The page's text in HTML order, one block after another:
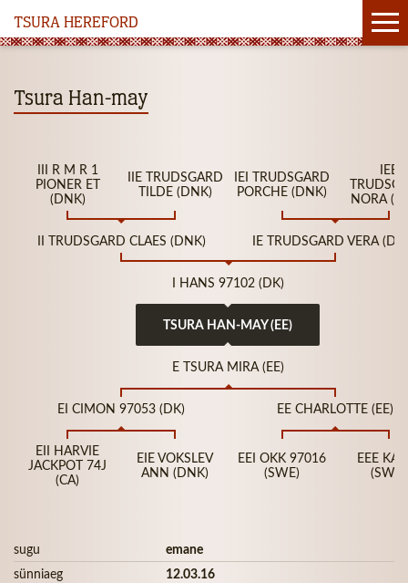
TSURA HEREFORD
Tsura Han-may
III R M R 1
PIONER ET
(DNK)
IIE TRUDSGARD
TILDE (DNK)
IEI TRUDSGARD
PORCHE (DNK)
IEE
NORA
II TRUDSGARD CLAES (DNK) IE TRUDSGARD VERA
I HANS 97102 (DK)
TSURA HAN-MAY (EE)
E TSURA MIRA (EE)
EI CIMON 97053 (DK) EE CHARLOTTE (EE)
EII HARVIE
JACKPOT 74J
(CA)
EIE VOKSLEV
ANN (DNK)
EEI OKK 97016
(SWE)
EEE
(SWE)
sugu
emane
sünniaeg
12.03.16